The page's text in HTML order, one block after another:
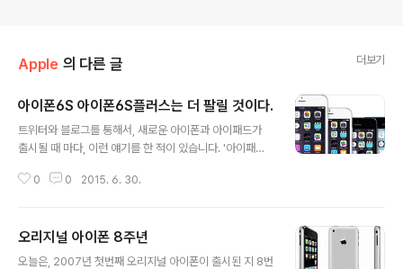
Apple 의 다른 글 더보기
아이폰6S 아이폰6S플러스는 더 팔릴 것이다.
트위터와 블로그를 통해서, 새로운 아이폰과 아이패드가
출시될 때 마다, 이런 얘기를 한 적이 있습니다. '아이패드
새로운 변화를 아이패드 홀수에 적용해왔고, 결과를 바탕
의 완성작이라 평가받는 아이패드 에어1 정도. 오늘은 오리
지널 아이폰이 출시된지 '8년'이 된 8주년입니다. '4.7-in
0 0 2015. 6. 30.
오리지널 아이폰 8주년
오늘은, 2007년 첫번째 오리지널 아이폰이 출시된 지 8번